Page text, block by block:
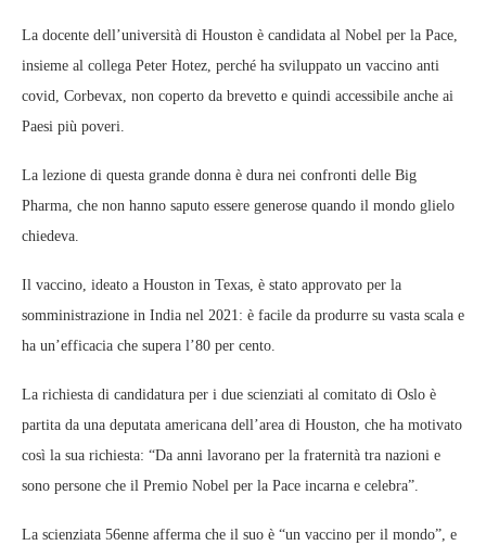
La docente dell’università di Houston è candidata al Nobel per la Pace,
insieme al collega Peter Hotez, perché ha sviluppato un vaccino anti
covid, Corbevax, non coperto da brevetto e quindi accessibile anche ai
Paesi più poveri.
La lezione di questa grande donna è dura nei confronti delle Big
Pharma, che non hanno saputo essere generose quando il mondo glielo
chiedeva.
Il vaccino, ideato a Houston in Texas, è stato approvato per la
somministrazione in India nel 2021: è facile da produrre su vasta scala e
ha un’efficacia che supera l’80 per cento.
La richiesta di candidatura per i due scienziati al comitato di Oslo è
partita da una deputata americana dell’area di Houston, che ha motivato
così la sua richiesta: “Da anni lavorano per la fraternità tra nazioni e
sono persone che il Premio Nobel per la Pace incarna e celebra”.
La scienziata 56enne afferma che il suo è “un vaccino per il mondo”, e